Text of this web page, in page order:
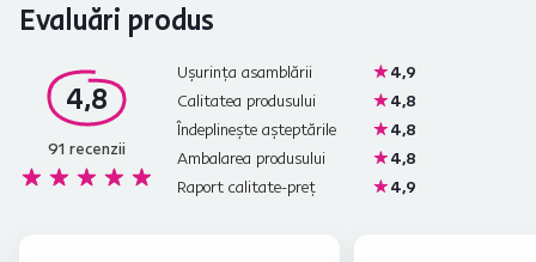
Evaluări produs
4,8
91 recenzii
Ușurința asamblării
4,9
Calitatea produsului
4,8
Îndeplinește așteptările
4,8
Ambalarea produsului
4,8
Raport calitate-preț
4,9